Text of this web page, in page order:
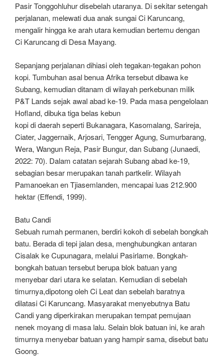
Pasir Tonggohluhur disebelah utaranya. Di sekitar setengah
perjalanan, melewati dua anak sungai Ci Karuncang,
mengalir hingga ke arah utara kemudian bertemu dengan
Ci Karuncang di Desa Mayang.
Sepanjang perjalanan dihiasi oleh tegakan-tegakan pohon
kopi. Tumbuhan asal benua Afrika tersebut dibawa ke
Subang, kemudian ditanam di wilayah perkebunan milik
P&T Lands sejak awal abad ke-19. Pada masa pengelolaan
Hofland, dibuka tiga belas kebun
kopi di daerah seperti Bukanagara, Kasomalang, Sarireja,
Ciater, Jaggernaik, Arjosari, Tengger Agung, Sumurbarang,
Wera, Wangun Reja, Pasir Bungur, dan Subang (Junaedi,
2022: 70). Dalam catatan sejarah Subang abad ke-19,
sebagian besar merupakan tanah partkelir. Wilayah
Pamanoekan en Tjiasemlanden, mencapai luas 212.900
hektar (Effendi, 1999).
Batu Candi
Sebuah rumah permanen, berdiri kokoh di sebelah bongkah
batu. Berada di tepi jalan desa, menghubungkan antaran
Cisalak ke Cupunagara, melalui Pasirlame. Bongkah-
bongkah batuan tersebut berupa blok batuan yang
menyebar dari utara ke selatan. Kemudian di sebelah
timurnya,dipotong oleh Ci Leat dan sebelah baratnya
dilatasi Ci Karuncang. Masyarakat menyebutnya Batu
Candi yang diperkirakan merupakan tempat pemujaan
nenek moyang di masa lalu. Selain blok batuan ini, ke arah
timurnya menyebar batuan yang hampir sama, disebut batu
Goong.